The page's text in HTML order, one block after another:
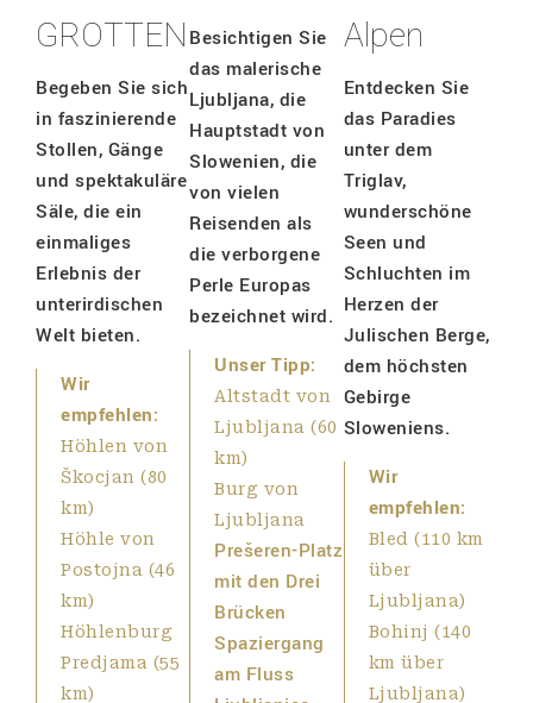
GROTTEN
Begeben Sie sich
in faszinierende
Stollen, Gänge
und spektakuläre
Säle, die ein
einmaliges
Erlebnis der
unterirdischen
Welt bieten.
Wir
empfehlen:
Höhlen von
Škocjan (80
km)
Höhle von
Postojna (46
km)
Höhlenburg
Predjama (55
km)
Besichtigen Sie
das malerische
Ljubljana, die
Hauptstadt von
Slowenien, die
von vielen
Reisenden als
die verborgene
Perle Europas
bezeichnet wird.
Unser Tipp:
Altstadt von
Ljubljana (60
km)
Burg von
Ljubljana
Prešeren-Platz
mit den Drei
Brücken
Spaziergang
am Fluss
Alpen
Entdecken Sie
das Paradies
unter dem
Triglav,
wunderschöne
Seen und
Schluchten im
Herzen der
Julischen Berge,
dem höchsten
Gebirge
Sloweniens.
Wir
empfehlen:
Bled (110 km
über
Ljubljana)
Bohinj (140
km über
Ljubljana)